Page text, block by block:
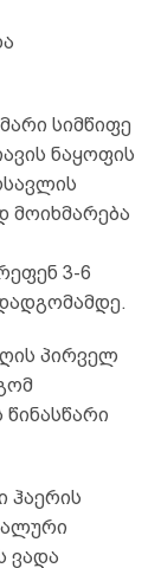
სიმწიფე
ნაყოფის
მოიხმარება
3-6
პირველ
ჰაერის
ვადა